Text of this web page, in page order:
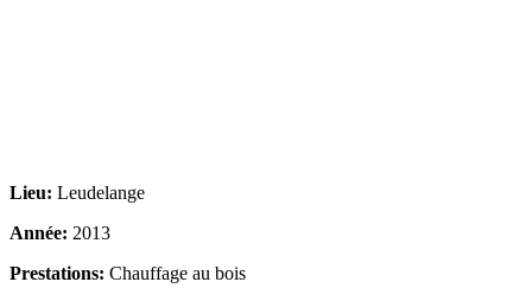
Lieu: Leudelange
Année: 2013
Prestations: Chauffage au bois